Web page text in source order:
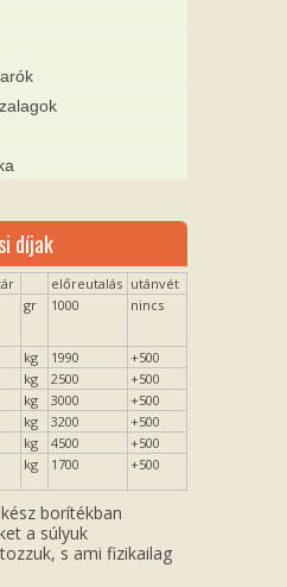
díjak
előreutalás utánvét
gr 1000 nincs
kg 1990
+500
kg 2500
+500
kg 3000
+500
kg 3200
+500
kg 4500
+500
kg 1700 +500
borítékban
a súlyuk
s ami fizikailag